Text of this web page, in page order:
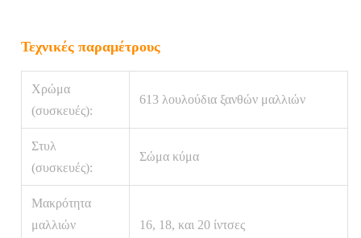
Τεχνικές παραμέτρους
Χρώμα
(συσκευές):
613 λουλούδια ξανθών μαλλιών
Στυλ
(συσκευές):
Σώμα κύμα
Μακρότητα
μαλλιών
16, 18, και 20 ίντσες